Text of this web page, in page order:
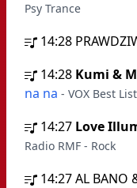
Psy Trance
14:28
14:28 Kumi &
na na - VOX Best
14:27 Love
Radio RMF - Rock
14:27AL BANO